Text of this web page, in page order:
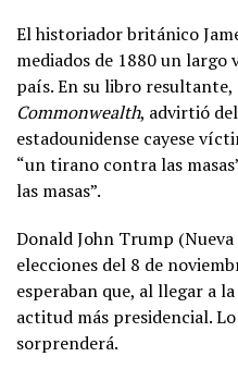
El historiador británico
mediados de 1880 un largo
país. En su libro resultante,
Commonwealth, advirtió
estadounidense cayese
“un tirano contra las
las masas”.
Donald John Trump
elecciones del 8 de
esperaban que, al llegar a
actitud más presidencial.
sorprenderá.